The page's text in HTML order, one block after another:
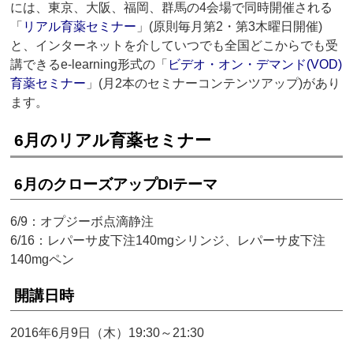
には、東京、大阪、福岡、群馬の4会場で同時開催される
「 リアル育薬セミナー 」(原則毎月第2・第3木曜日開催)
と、インターネットを介していつでも全国どこからでも受
講できるe-learning形式の「 ビデオ・オン・デマンド(VOD)
育薬セミナー 」(月2本のセミナーコンテンツアップ)があり
ます。
6月のリアル育薬セミナー
6月のクローズアップDIテーマ
6/9：オプジーボ点滴静注
6/16：レパーサ皮下注140mgシリンジ、レパーサ皮下注
140mgペン
開講日時
2016年6月9日（木）19:30～21:30